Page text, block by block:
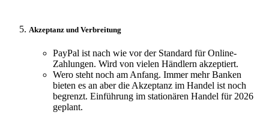
Akzeptanz und Verbreitung
PayPal ist nach wie vor der Standard für Online-
Zahlungen. Wird von vielen Händlern akzeptiert.
Wero steht noch am Anfang. Immer mehr Banken
bieten es an aber die Akzeptanz im Handel ist noch
begrenzt. Einführung im stationären Handel für 2026
geplant.